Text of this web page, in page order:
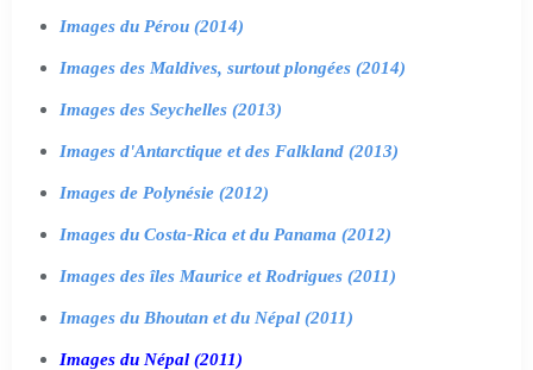
Images du Pérou (2014)
Images des Maldives, surtout plongées (2014)
Images des Seychelles (2013)
Images d'Antarctique et des Falkland (2013)
Images de Polynésie (2012)
Images du Costa-Rica et du Panama (2012)
Images des îles Maurice et Rodrigues (2011)
Images du Bhoutan et du Népal (2011)
Images du Népal (2011)